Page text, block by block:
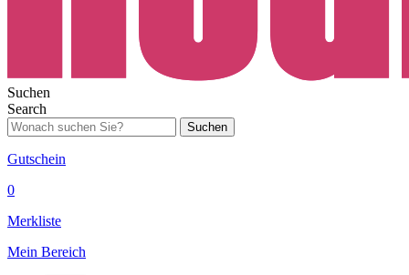
Suchen
Search
Suchen
Gutschein
0
Merkliste
Mein Bereich